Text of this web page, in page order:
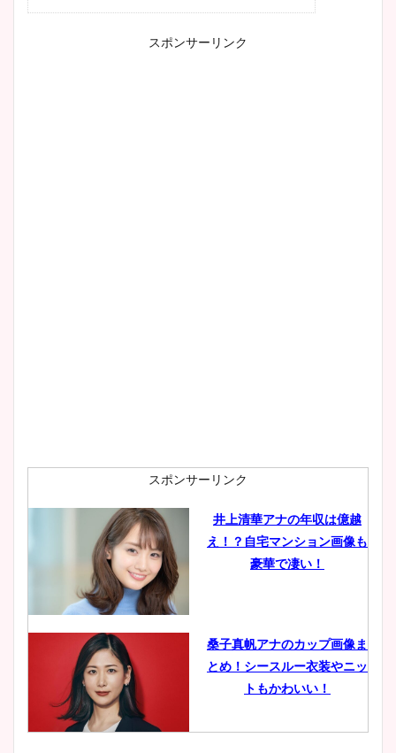
スポンサーリンク
スポンサーリンク
井上清華アナの年収は億越
え！？自宅マンション画像も
豪華で凄い！
桑子真帆アナのカップ画像ま
とめ！シースルー衣装やニッ
トもかわいい！